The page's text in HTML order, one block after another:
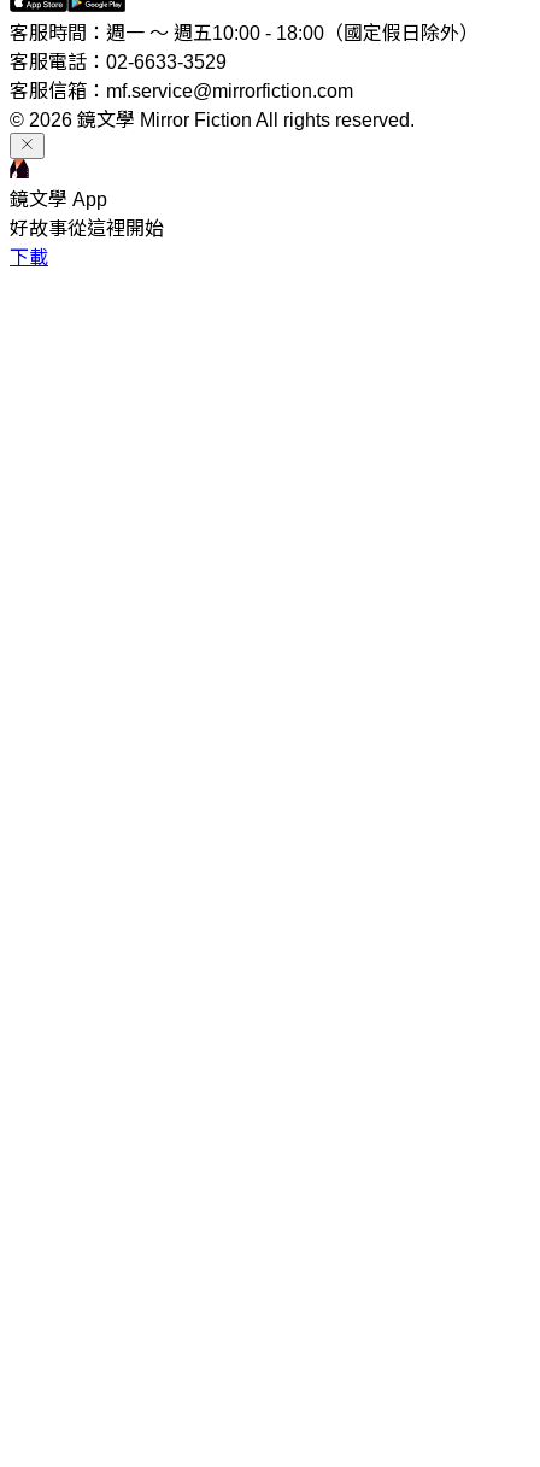
客服時間：週一 ～ 週五10:00 - 18:00（國定假日除外）
客服電話：02-6633-3529
客服信箱：mf.service@mirrorfiction.com
© 2026 鏡文學 Mirror Fiction All rights reserved.
鏡文學 App
好故事從這裡開始
下載